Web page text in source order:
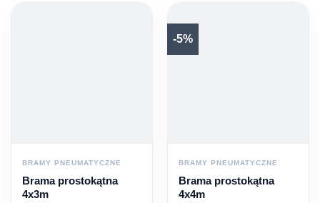
BRAMY PNEUMATYCZNE
Brama prostokątna
4x3m
-5%
BRAMY PNEUMATYCZNE
Brama prostokątna
4x4m